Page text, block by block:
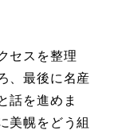
セスを整理
、最後に名産
話を進めま
美幌をどう組